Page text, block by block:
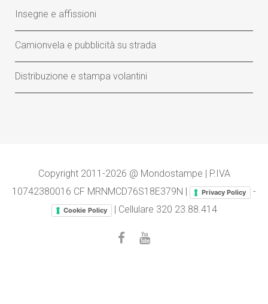
Insegne e affissioni
Camionvela e pubblicità su strada
Distribuzione e stampa volantini
Copyright 2011-2026 @ Mondostampe | P.IVA
10742380016 CF MRNMCD76S18E379N |
Privacy Policy -
Cookie Policy | Cellulare 320 23.88.414